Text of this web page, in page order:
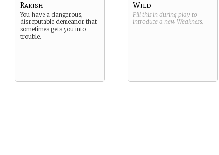
Rakish
You have a dangerous,
disreputable demeanor that
sometimes gets you into
trouble.
Wild
Fill this in during play to
introduce a new Weakness.